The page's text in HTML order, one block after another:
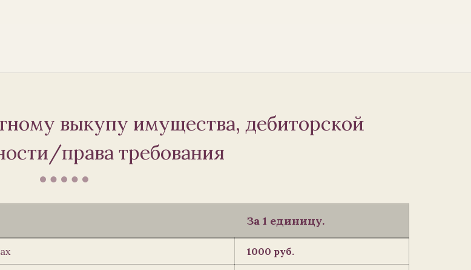
выкупу имущества, дебиторской
права требования
За 1 единицу.
1000 руб.